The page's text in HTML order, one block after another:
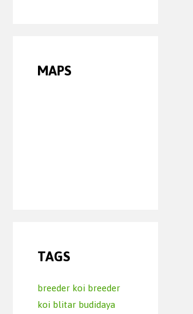
MAPS
TAGS
breeder koi breeder
koi blitar budidaya